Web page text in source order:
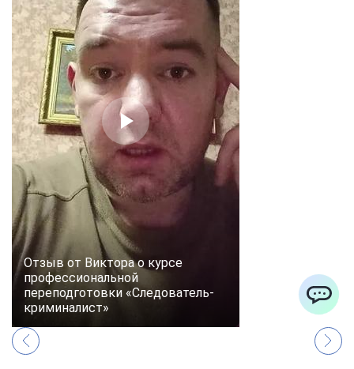
Отзыв от Виктора о курсе
профессиональной
переподготовки «Следователь-
криминалист»